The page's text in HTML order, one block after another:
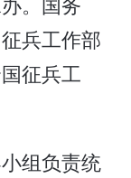
兵工作部
征兵工
组负责统